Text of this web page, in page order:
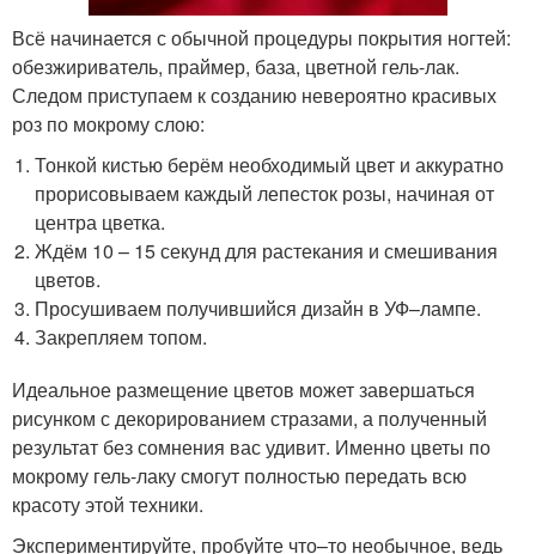
Всё начинается с обычной процедуры покрытия ногтей:
обезжириватель, праймер, база, цветной гель-лак.
Следом приступаем к созданию невероятно красивых
роз по мокрому слою:
Тонкой кистью берём необходимый цвет и аккуратно
прорисовываем каждый лепесток розы, начиная от
центра цветка.
Ждём 10 – 15 секунд для растекания и смешивания
цветов.
Просушиваем получившийся дизайн в УФ–лампе.
Закрепляем топом.
Идеальное размещение цветов может завершаться
рисунком с декорированием стразами, а полученный
результат без сомнения вас удивит. Именно цветы по
мокрому гель-лаку смогут полностью передать всю
красоту этой техники.
Экспериментируйте, пробуйте что–то необычное, ведь